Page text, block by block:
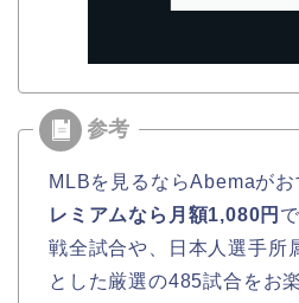
MLBを見るならAbemaがお
レミアムなら月額1,080円
戦全試合や、日本人選手所
とした厳選の485試合をお